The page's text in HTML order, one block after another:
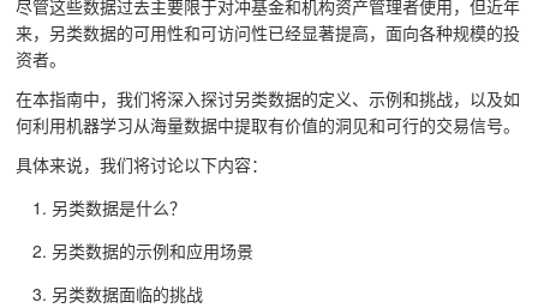
尽管这些数据过去主要限于对冲基金和机构资产管理者使用，但近年
来，另类数据的可用性和可访问性已经显著提高，面向各种规模的投
资者。
在本指南中，我们将深入探讨另类数据的定义、示例和挑战，以及如
何利用机器学习从海量数据中提取有价值的洞见和可行的交易信号。
具体来说，我们将讨论以下内容：
另类数据是什么？
另类数据的示例和应用场景
另类数据面临的挑战